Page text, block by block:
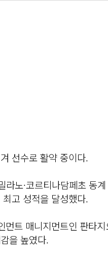
선수로 활약 중이다.
라노·코르티나담페초 동
고 성적을 달성했다.
먼트 매니지먼트인 판타
을 높였다.